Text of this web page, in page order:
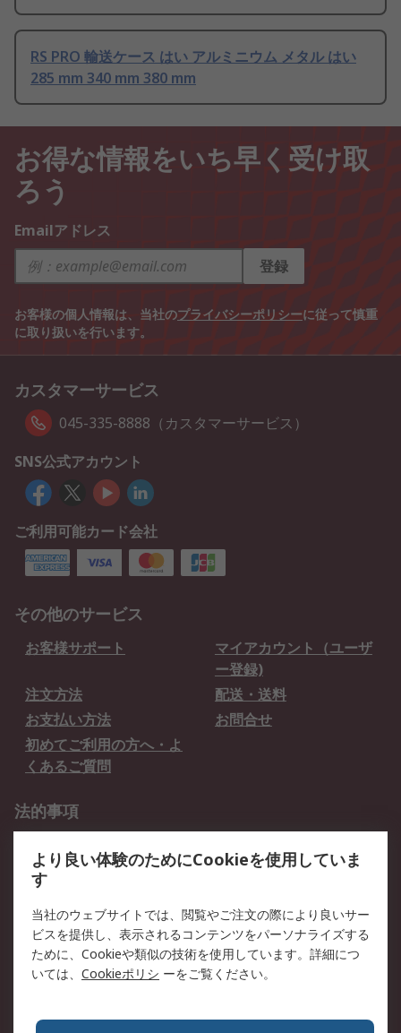
RS PRO 輸送ケース はい アルミニウム メタル はい
285 mm 340 mm 380 mm
お得な情報をいち早く受け取
ろう
Emailアドレス
登録
お客様の個人情報は、当社のプライバシーポリシーに従って慎重
に取り扱いを行います。
カスタマーサービス
045-335-8888（カスタマーサービス）
SNS公式アカウント
ご利用可能カード会社
その他のサービス
お客様サポート
マイアカウント（ユーザ
ー登録)
注文方法
配送・送料
お支払い方法
お問合せ
初めてご利用の方へ・よ
くあるご質問
法的事項
クッキーポリシー
RSについて
会社概要
採用情報
プレスリリース＆お知ら
コーポレートサイト
全世界のRS RSの歴史
より良い体験のためにCookieを使用していま
す
当社のウェブサイトでは、閲覧やご注文の際により良いサー
ビスを提供し、表示されるコンテンツをパーソナライズする
ために、Cookieや類似の技術を使用しています。詳細につ
いては、 Cookieポリシ ーをご覧ください。